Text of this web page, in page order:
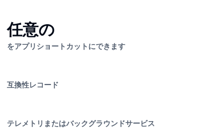
任意の URL
を Web アプリショートカットにできます
互換性レコード
テレメトリまたはバックグラウンドサービス